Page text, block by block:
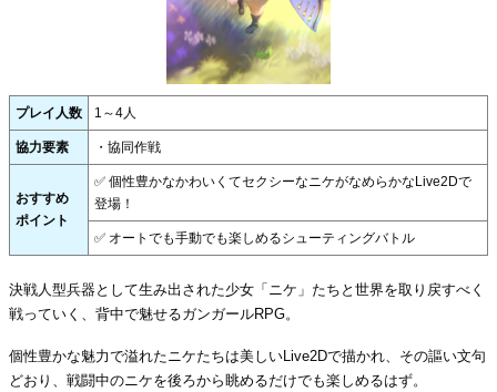
プレイ人数 1～4人
協力要素 ・協同作戦
おすすめ
ポイント
✅ 個性豊かなかわいくてセクシーなニケがなめらかなLive2Dで
登場！
✅ オートでも手動でも楽しめるシューティングバトル
決戦人型兵器として生み出された少女「ニケ」たちと世界を取り戻すべく
戦っていく、背中で魅せるガンガールRPG。
個性豊かな魅力で溢れたニケたちは美しいLive2Dで描かれ、その謳い文句
どおり、戦闘中のニケを後ろから眺めるだけでも楽しめるはず。